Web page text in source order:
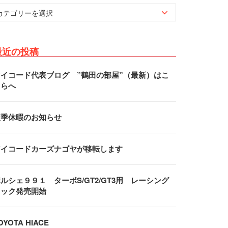
の投稿
コード代表ブログ ”鶴田の部屋”（最新）はこ
へ
休暇のお知らせ
コードカーズナゴヤが移転します
シェ９９１ ターボS/GT2/GT3用 レーシング
ク発売開始
HIACE